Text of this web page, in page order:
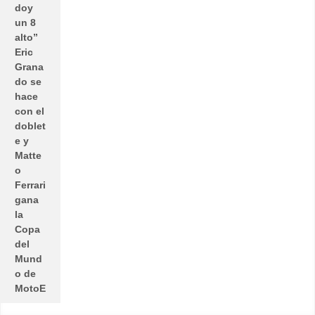
doy
un 8
alto”
Eric
Grana
do se
hace
con el
doblet
e y
Matte
o
Ferrari
gana
la
Copa
del
Mund
o de
MotoE